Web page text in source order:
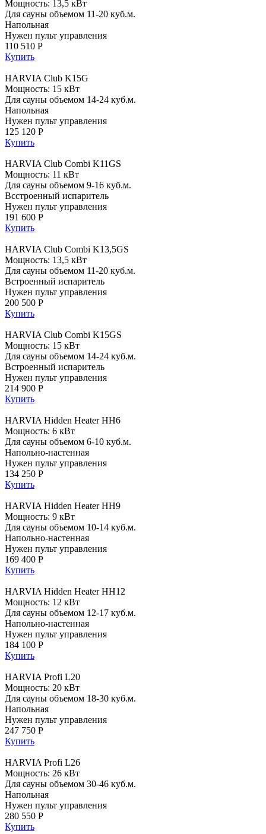
Мощность: 13,5 кВт
Для сауны объемом 11-20 куб.м.
Напольная
Нужен пульт управления
110 510 Р
Купить
HARVIA Club K15G
Мощность: 15 кВт
Для сауны объемом 14-24 куб.м.
Напольная
Нужен пульт управления
125 120 Р
Купить
HARVIA Club Combi K11GS
Мощность: 11 кВт
Для сауны объемом 9-16 куб.м.
Всстроенный испаритель
Нужен пульт управления
191 600 Р
Купить
HARVIA Club Combi K13,5GS
Мощность: 13,5 кВт
Для сауны объемом 11-20 куб.м.
Встроенный испаритель
Нужен пульт управления
200 500 Р
Купить
HARVIA Club Combi K15GS
Мощность: 15 кВт
Для сауны объемом 14-24 куб.м.
Встроенный испаритель
Нужен пульт управления
214 900 Р
Купить
HARVIA Hidden Heater HH6
Мощность: 6 кВт
Для сауны объемом 6-10 куб.м.
Напольно-настенная
Нужен пульт управления
134 250 Р
Купить
HARVIA Hidden Heater HH9
Мощность: 9 кВт
Для сауны объемом 10-14 куб.м.
Напольно-настенная
Нужен пульт управления
169 400 Р
Купить
HARVIA Hidden Heater HH12
Мощность: 12 кВт
Для сауны объемом 12-17 куб.м.
Напольно-настенная
Нужен пульт управления
184 100 Р
Купить
HARVIA Profi L20
Мощность: 20 кВт
Для сауны объемом 18-30 куб.м.
Напольная
Нужен пульт управления
247 750 Р
Купить
HARVIA Profi L26
Мощность: 26 кВт
Для сауны объемом 30-46 куб.м.
Напольная
Нужен пульт управления
280 550 Р
Купить